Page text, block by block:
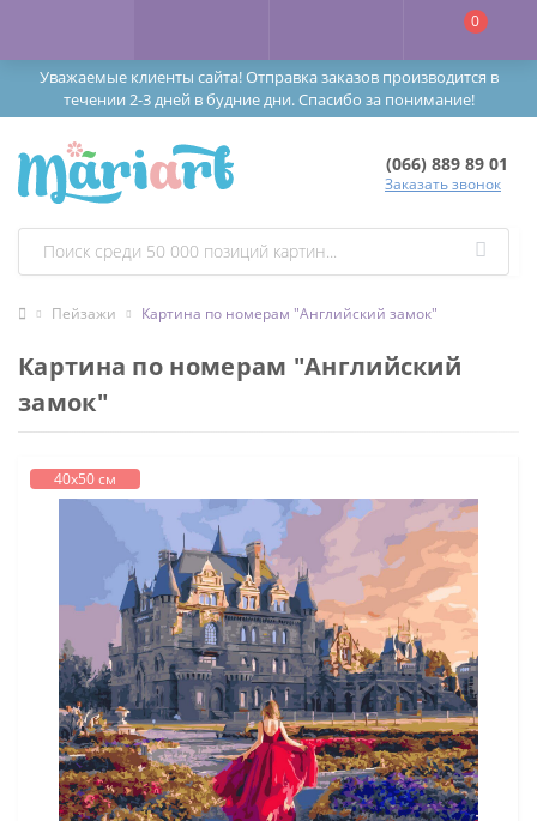
Уважаемые клиенты сайта! Отправка заказов производится в
течении 2-3 дней в будние дни. Спасибо за понимание!
0
(066) 889 89 01
Заказать звонок
Пейзажи Картина по номерам "Английский замок"
Картина по номерам "Английский
замок"
40х50 см